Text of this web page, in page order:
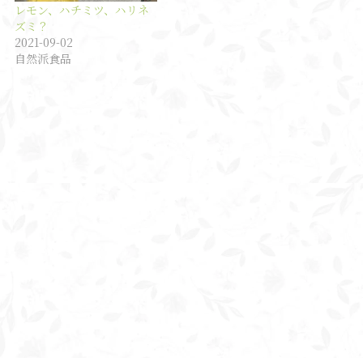
レモン、ハチミツ、ハリネ
ズミ？
2021-09-02
自然派食品